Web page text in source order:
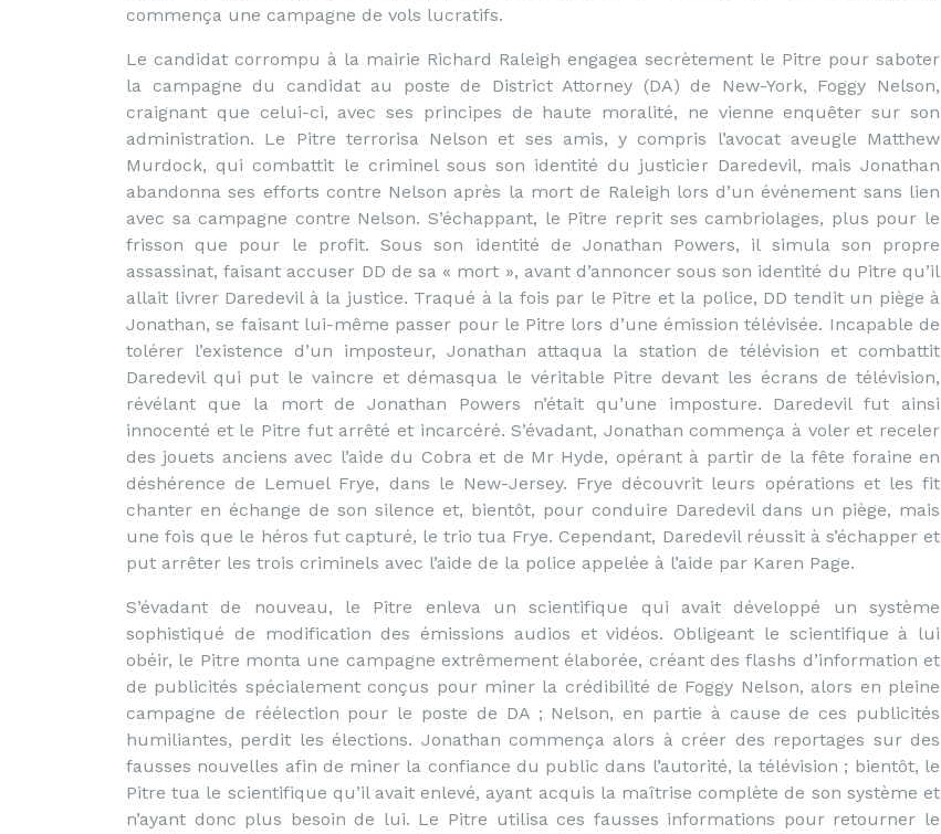
commença une campagne de vols lucratifs.
Le candidat corrompu à la mairie Richard Raleigh engagea secrètement le Pitre pour saboter
la campagne du candidat au poste de District Attorney (DA) de New-York, Foggy Nelson,
craignant que celui-ci, avec ses principes de haute moralité, ne vienne enquêter sur son
administration. Le Pitre terrorisa Nelson et ses amis, y compris l’avocat aveugle Matthew
Murdock, qui combattit le criminel sous son identité du justicier Daredevil, mais Jonathan
abandonna ses efforts contre Nelson après la mort de Raleigh lors d’un événement sans lien
avec sa campagne contre Nelson. S’échappant, le Pitre reprit ses cambriolages, plus pour le
frisson que pour le profit. Sous son identité de Jonathan Powers, il simula son propre
assassinat, faisant accuser DD de sa « mort », avant d’annoncer sous son identité du Pitre qu’il
allait livrer Daredevil à la justice. Traqué à la fois par le Pitre et la police, DD tendit un piège à
Jonathan, se faisant lui-même passer pour le Pitre lors d’une émission télévisée. Incapable de
tolérer l’existence d’un imposteur, Jonathan attaqua la station de télévision et combattit
Daredevil qui put le vaincre et démasqua le véritable Pitre devant les écrans de télévision,
révélant que la mort de Jonathan Powers n’était qu’une imposture. Daredevil fut ainsi
innocenté et le Pitre fut arrêté et incarcéré. S’évadant, Jonathan commença à voler et receler
des jouets anciens avec l’aide du Cobra et de Mr Hyde, opérant à partir de la fête foraine en
déshérence de Lemuel Frye, dans le New-Jersey. Frye découvrit leurs opérations et les fit
chanter en échange de son silence et, bientôt, pour conduire Daredevil dans un piège, mais
une fois que le héros fut capturé, le trio tua Frye. Cependant, Daredevil réussit à s’échapper et
put arrêter les trois criminels avec l’aide de la police appelée à l’aide par Karen Page.
S’évadant de nouveau, le Pitre enleva un scientifique qui avait développé un système
sophistiqué de modification des émissions audios et vidéos. Obligeant le scientifique à lui
obéir, le Pitre monta une campagne extrêmement élaborée, créant des flashs d’information et
de publicités spécialement conçus pour miner la crédibilité de Foggy Nelson, alors en pleine
campagne de réélection pour le poste de DA ; Nelson, en partie à cause de ces publicités
humiliantes, perdit les élections. Jonathan commença alors à créer des reportages sur des
fausses nouvelles afin de miner la confiance du public dans l’autorité, la télévision ; bientôt, le
Pitre tua le scientifique qu’il avait enlevé, ayant acquis la maîtrise complète de son système et
n’ayant donc plus besoin de lui. Le Pitre utilisa ces fausses informations pour retourner le